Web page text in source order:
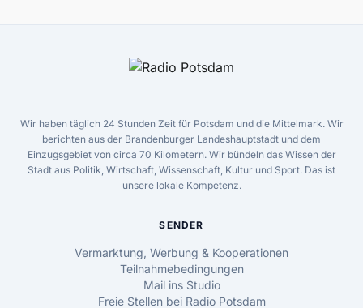
Wir haben täglich 24 Stunden Zeit für Potsdam und die Mittelmark. Wir
berichten aus der Brandenburger Landeshauptstadt und dem
Einzugsgebiet von circa 70 Kilometern. Wir bündeln das Wissen der
Stadt aus Politik, Wirtschaft, Wissenschaft, Kultur und Sport. Das ist
unsere lokale Kompetenz.
SENDER
Vermarktung, Werbung & Kooperationen
Teilnahmebedingungen
Mail ins Studio
Freie Stellen bei Radio Potsdam